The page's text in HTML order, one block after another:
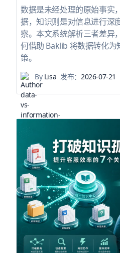
数据是未经处理的原始事实
据，知识则是对信息进行深
察。本文系统解析三者差异
何借助 Baklib 将数据转化
策。
ByLisa 发布： 2026-07-21